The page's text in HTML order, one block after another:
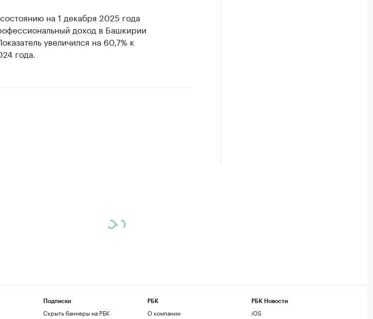
на 1 декабря 2025 года
доход в Башкирии
увеличился на 60,7% к
года.
Подписки
Скрыть баннеры на РБК
РБК
О компании
РБК Новости
iOS